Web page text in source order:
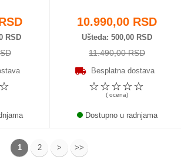
RSD
☆
10.990,00 RSD
Ušteda 500,00 RSD
11.490,00 RSD
Besplatna dostava
☆
☆
☆
☆
☆
( ocena)
Dostupno u radnjama
1 2 > >>